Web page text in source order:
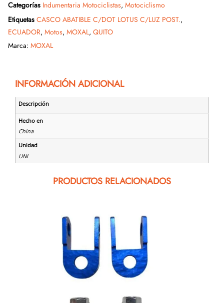
Categorías Indumentaria Motociclistas, Motociclismo
Etiquetas CASCO ABATIBLE C/DOT LOTUS C/LUZ POST.,
ECUADOR, Motos, MOXAL, QUITO
Marca: MOXAL
INFORMACIÓN ADICIONAL
Descripción
Hecho en
China
Unidad
UNI
PRODUCTOS RELACIONADOS